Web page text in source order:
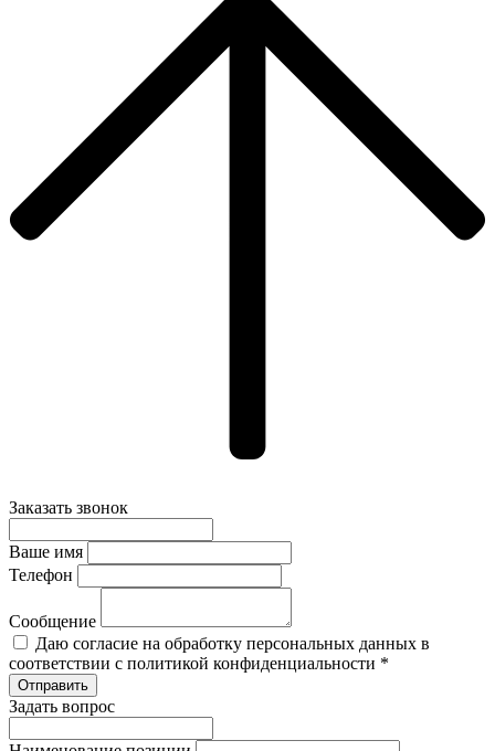
Заказать звонок
Ваше имя
Телефон
Сообщение
Даю согласие на обработку персональных данных в
соответствии с политикой конфиденциальности *
Задать вопрос